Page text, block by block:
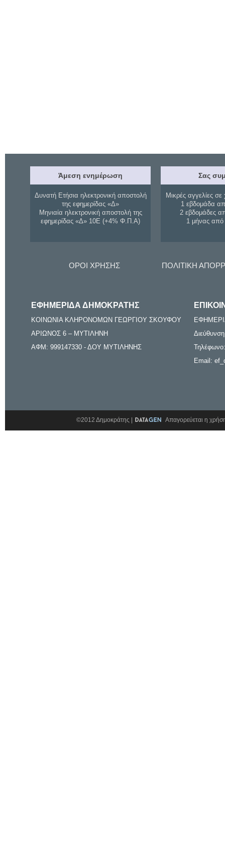
Άμεση ενημέρωση
Δυνατή Ετήσια ηλεκτρονική αποστολή
της εφημερίδας «Δ»
Μηνιαία ηλεκτρονική αποστολή της
εφημερίδας «Δ» 10Ε (+4% Φ.Π.Α)
Σας
Μικρές αγγελίες σε
1 εβδομάδα
2 εβδομάδες
1 μήνας
ΟΡΟΙ ΧΡΗΣΗΣ ΠΟΛΙΤΙΚΗ
ΕΦΗΜΕΡΙΔΑ ΔΗΜΟΚΡΑΤΗΣ
ΚΟΙΝΩΝΙΑ ΚΛΗΡΟΝΟΜΩΝ ΓΕΩΡΓΙΟΥ ΣΚΟΥΦΟΥ
ΑΡΙΩΝΟΣ 6 – ΜΥΤΙΛΗΝΗ
ΑΦΜ: 999147330 - ΔΟΥ ΜΥΤΙΛΗΝΗΣ
Email:
©2012 Δημοκράτης | Απαγορεύεται η